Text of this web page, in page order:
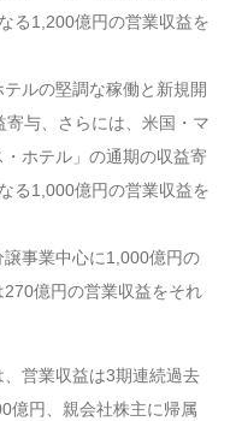
る1,200億円の営業収益を
テルの堅調な稼働と新規開
与、さらには、米国・マ
ホテル」の通期の収益寄
る1,000億円の営業収益を
譲事業中心に1,000億円の
億円の営業収益をそれ
営業収益は3期連続過去
億円、親会社株主に帰属